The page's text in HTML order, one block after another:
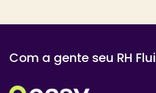
Com a gente seu RH Flui